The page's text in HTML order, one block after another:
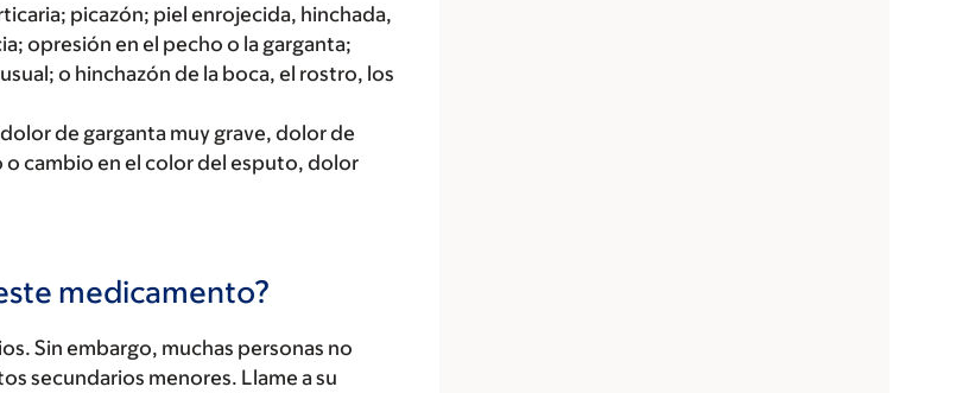
picazón; piel enrojecida, hinchada,
opresión en el pecho o la garganta;
o hinchazón de la boca, el rostro, los
de garganta muy grave, dolor de
cambio en el color del esputo, dolor
medicamento?
Sin embargo, muchas personas no
secundarios menores. Llame a su